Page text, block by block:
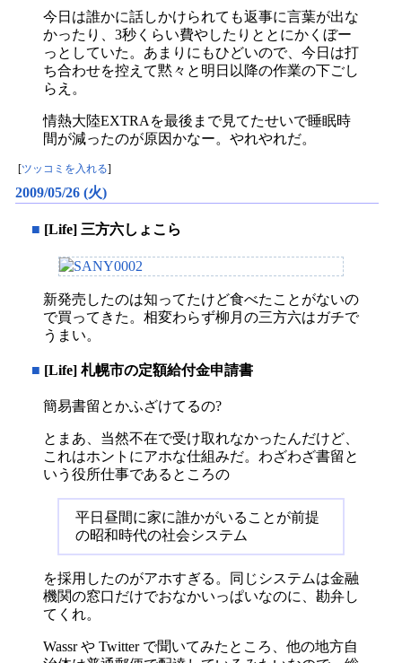
今日は誰かに話しかけられても返事に言葉が出な
かったり、3秒くらい費やしたりととにかくぼー
っとしていた。あまりにもひどいので、今日は打
ち合わせを控えて黙々と明日以降の作業の下ごし
らえ。
情熱大陸EXTRAを最後まで見てたせいで睡眠時
間が減ったのが原因かなー。やれやれだ。
[ツッコミを入れる]
2009/05/26 (火)
■ [Life] 三方六しょこら
新発売したのは知ってたけど食べたことがないの
で買ってきた。相変わらず柳月の三方六はガチで
うまい。
■ [Life] 札幌市の定額給付金申請書
簡易書留とかふざけてるの?
とまあ、当然不在で受け取れなかったんだけど、
これはホントにアホな仕組みだ。わざわざ書留と
いう役所仕事であるところの
平日昼間に家に誰かがいることが前提
の昭和時代の社会システム
を採用したのがアホすぎる。同じシステムは金融
機関の窓口だけでおなかいっぱいなのに、勘弁し
てくれ。
Wassr や Twitter で聞いてみたところ、他の地方自